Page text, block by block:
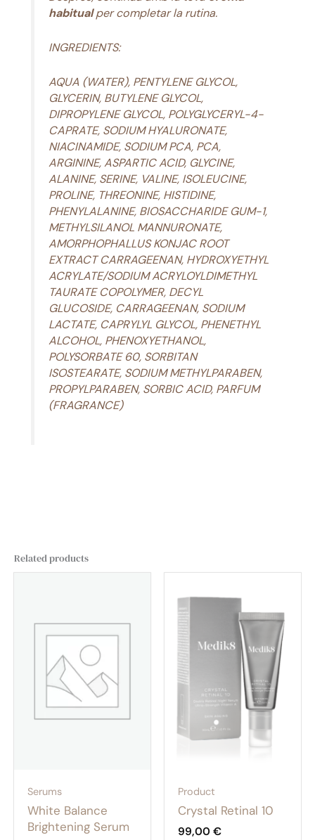
habitualper completar la rutina.
INGREDIENTS:
AQUA (WATER), PENTYLENE GLYCOL,
GLYCERIN, BUTYLENE GLYCOL,
DIPROPYLENE GLYCOL, POLYGLYCERYL-4-
CAPRATE, SODIUM HYALURONATE,
NIACINAMIDE, SODIUM PCA, PCA,
ARGININE, ASPARTIC ACID, GLYCINE,
ALANINE, SERINE, VALINE, ISOLEUCINE,
PROLINE, THREONINE, HISTIDINE,
PHENYLALANINE, BIOSACCHARIDE GUM-1,
METHYLSILANOL MANNURONATE,
AMORPHOPHALLUS KONJAC ROOT
EXTRACT CARRAGEENAN, HYDROXYETHYL
ACRYLATE/SODIUM ACRYLOYLDIMETHYL
TAURATE COPOLYMER, DECYL
GLUCOSIDE, CARRAGEENAN, SODIUM
LACTATE, CAPRYLYL GLYCOL, PHENETHYL
ALCOHOL, PHENOXYETHANOL,
POLYSORBATE 60, SORBITAN
ISOSTEARATE, SODIUM METHYLPARABEN,
PROPYLPARABEN, SORBIC ACID, PARFUM
(FRAGRANCE)
Related products
Serums
White Balance
Brightening Serum
Product
Crystal Retinal 10
99,00 €